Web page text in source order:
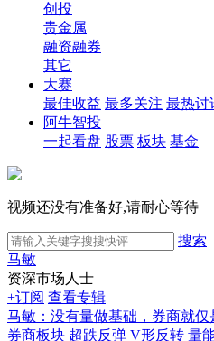
创投
贵金属
融资融券
其它
大赛
最佳收益 最多关注 最热讨
阿牛智投
一起看盘 股票 板块 基金
视频还没有准备好,请耐心等待
搜索
马敏
资深市场人士
+订阅 查看专辑
马敏：没有量做基础，券商就仅
券商板块 超跌反弹 V形反转 量